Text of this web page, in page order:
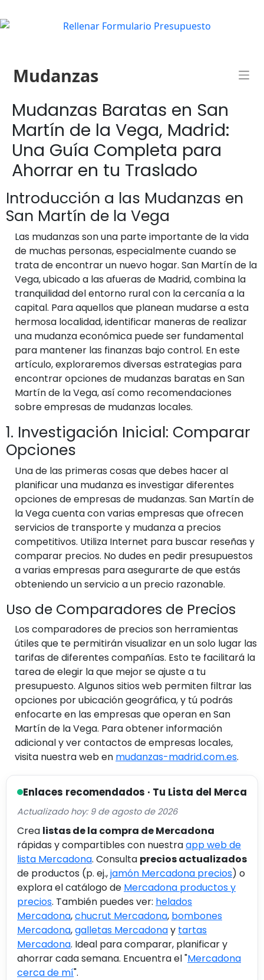
Mudanzas
Mudanzas Baratas en San
Martín de la Vega, Madrid:
Una Guía Completa para
Ahorrar en tu Traslado
Introducción a las Mudanzas en
San Martín de la Vega
Las mudanzas son una parte importante de la vida
de muchas personas, especialmente cuando se
trata de encontrar un nuevo hogar. San Martín de la
Vega, ubicado a las afueras de Madrid, combina la
tranquilidad del entorno rural con la cercanía a la
capital. Para aquellos que planean mudarse a esta
hermosa localidad, identificar maneras de realizar
una mudanza económica puede ser fundamental
para mantener las finanzas bajo control. En este
artículo, exploraremos diversas estrategias para
encontrar opciones de mudanzas baratas en San
Martín de la Vega, así como recomendaciones
sobre empresas de mudanzas locales.
1. Investigación Inicial: Comparar
Opciones
Una de las primeras cosas que debes hacer al
planificar una mudanza es investigar diferentes
opciones de empresas de mudanzas. San Martín de
la Vega cuenta con varias empresas que ofrecen
servicios de transporte y mudanza a precios
competitivos. Utiliza Internet para buscar reseñas y
comparar precios. No dudes en pedir presupuestos
a varias empresas para asegurarte de que estás
obteniendo un servicio a un precio razonable.
Uso de Comparadores de Precios
Los comparadores de precios son herramientas
útiles que te permitirán visualizar en un solo lugar las
tarifas de diferentes compañías. Esto te facilitará la
tarea de elegir la que mejor se ajuste a tu
presupuesto. Algunos sitios web permiten filtrar las
opciones por ubicación geográfica, y tú podrás
enfocarte en las empresas que operan en San
Martín de la Vega. Para obtener información
adicional y ver contactos de empresas locales,
visita nuestra web en mudanzas-madrid.com.es.
Enlaces recomendados · Tu Lista del Merca
Actualizado hoy: 9 de agosto de 2026
Crea listas de la compra de Mercadona
rápidas y compartibles con nuestraapp web de
lista Mercadona. Consulta precios actualizados
de productos (p. ej.,jamón Mercadona precios) o
explora el catálogo de Mercadona productos y
precios. También puedes ver: helados
Mercadona,chucrut Mercadona, bombones
Mercadona,galletas Mercadonay tartas
Mercadona. Ideal para comparar, planificar y
ahorrar cada semana. Encuentra el "Mercadona
cerca de mí".